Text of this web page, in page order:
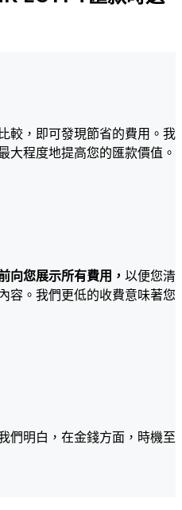
較，即可發現節省的費用。我
大程度地提高您的匯款價值。
向您展示所有費用， 以便您清
容。我們更低的收費意味著您
們明白，在金錢方面，時機至